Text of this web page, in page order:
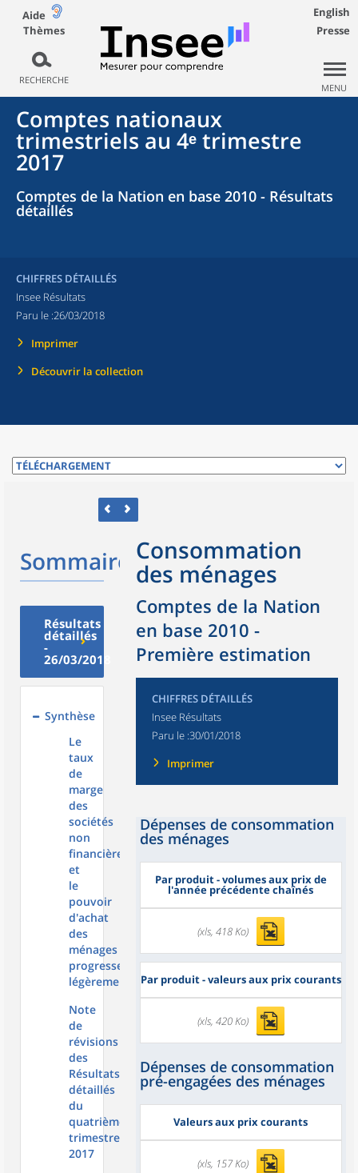
Aide
Thèmes
RECHERCHE
English
Presse
MENU
Comptes nationaux
trimestriels au 4ᵉ trimestre
2017
Comptes de la Nation en base 2010 - Résultats
détaillés
CHIFFRES DÉTAILLÉS
Insee Résultats
Paru le :26/03/2018
Imprimer
Découvrir la collection
Sommaire
Résultats
détaillés
-
26/03/2018
Synthèse
Le
taux
de
marge
des
sociétés
non
financières
et
le
pouvoir
d'achat
des
ménages
progressent
légèrement
Note
de
révisions
des
Résultats
détaillés
du
quatrième
trimestre
2017
Consommation
des ménages
Comptes de la Nation
en base 2010 -
Première estimation
CHIFFRES DÉTAILLÉS
Insee Résultats
Paru le :30/01/2018
Imprimer
Dépenses de consommation
des ménages
Par produit - volumes aux prix de
l'année précédente chaînés
(xls, 418 Ko)
Par produit - valeurs aux prix courants
(xls, 420 Ko)
Dépenses de consommation
pré-engagées des ménages
Valeurs aux prix courants
(xls, 157 Ko)